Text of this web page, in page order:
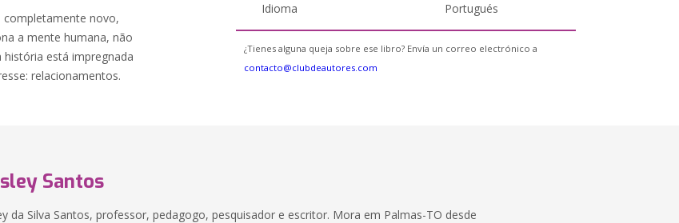
completamente novo,
a mente humana, não
está impregnada
relacionamentos.
Idioma Portugués
¿Tienes alguna queja sobre ese libro? Envía un correo electrónico a
contacto@clubdeautores.com
Santos
da Silva Santos, professor, pedagogo, pesquisador e escritor. Mora em Palmas-TO desde